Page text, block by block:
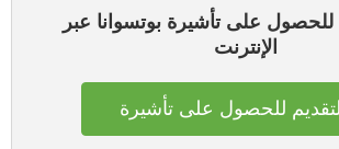
على تأشيرة بوتسوانا عبر
الإنترنت
للحصول على تأشيرة